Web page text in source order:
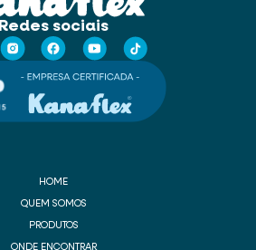
Redes sociais
HOME
QUEM SOMOS
PRODUTOS
ONDE ENCONTRAR